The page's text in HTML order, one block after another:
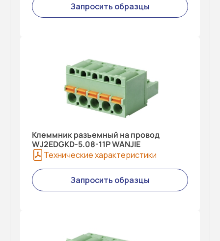
Запросить образцы
Клеммник разъемный на провод
WJ2EDGKD-5.08-11P WANJIE
Технические характеристики
Запросить образцы